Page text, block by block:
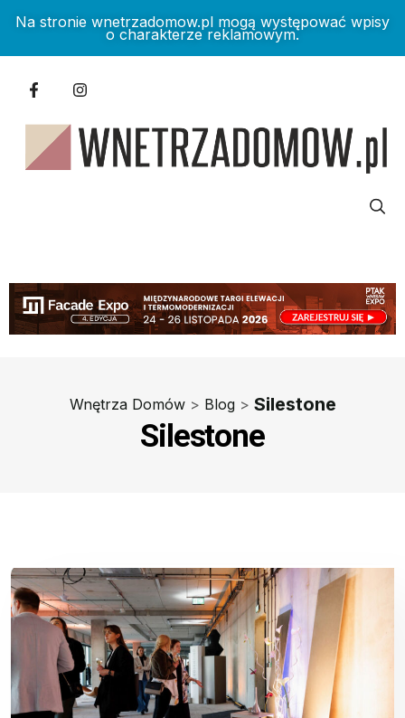
Na stronie wnetrzadomow.pl mogą występować wpisy
o charakterze reklamowym.
Wnętrza Domów > Blog > Silestone
Silestone